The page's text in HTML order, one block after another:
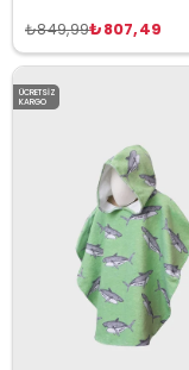
₺807,49
₺849,99
ÜCRETSIZ
KARGO